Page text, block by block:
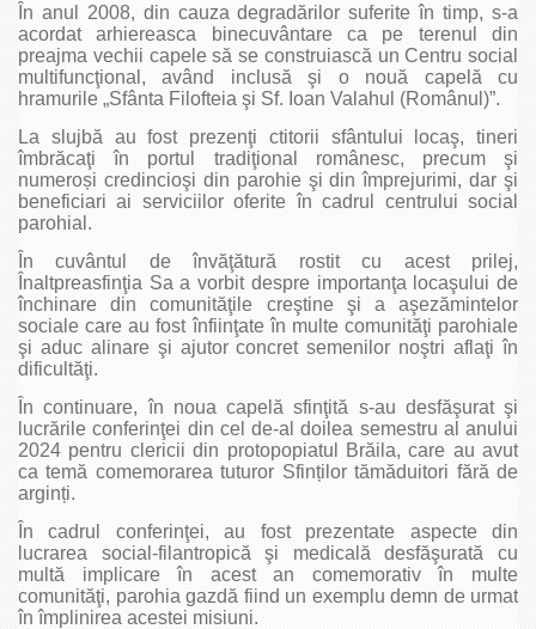
În anul 2008, din cauza degradărilor suferite în timp, s-a
acordat arhiereasca binecuvântare ca pe terenul din
preajma vechii capele să se construiască un Centru social
multifuncţional, având inclusă şi o nouă capelă cu
hramurile „Sfânta Filofteia şi Sf. Ioan Valahul (Românul)”.
La slujbă au fost prezenţi ctitorii sfântului locaş, tineri
îmbrăcaţi în portul tradiţional românesc, precum şi
numeroși credincioşi din parohie şi din împrejurimi, dar şi
beneficiari ai serviciilor oferite în cadrul centrului social
parohial.
În cuvântul de învăţătură rostit cu acest prilej,
Înaltpreasfinţia Sa a vorbit despre importanţa locaşului de
închinare din comunităţile creştine şi a aşezămintelor
sociale care au fost înfiinţate în multe comunităţi parohiale
şi aduc alinare şi ajutor concret semenilor noştri aflaţi în
dificultăţi.
În continuare, în noua capelă sfinţită s-au desfăşurat şi
lucrările conferinţei din cel de-al doilea semestru al anului
2024 pentru clericii din protopopiatul Brăila, care au avut
ca temă comemorarea tuturor Sfinților tămăduitori fără de
arginți.
În cadrul conferinţei, au fost prezentate aspecte din
lucrarea social-filantropică şi medicală desfăşurată cu
multă implicare în acest an comemorativ în multe
comunităţi, parohia gazdă fiind un exemplu demn de urmat
în împlinirea acestei misiuni.